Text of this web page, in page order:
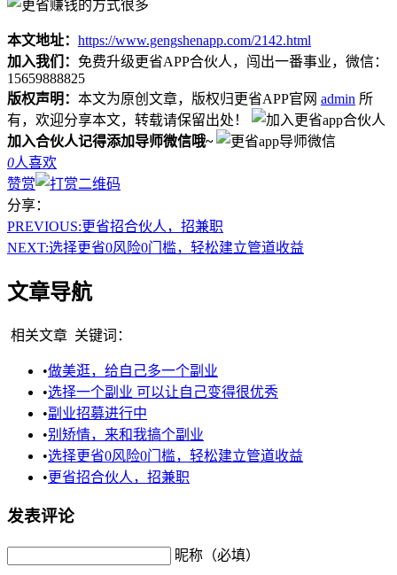
本文地址： https://www.gengshenapp.com/2142.html
加入我们： 免费升级更省APP合伙人，闯出一番事业，微信：
15659888825
版权声明： 本文为原创文章，版权归更省APP官网 admin 所
有，欢迎分享本文，转载请保留出处！
加入合伙人记得添加导师微信哦~
0人喜欢
赞赏
分享：
PREVIOUS:更省招合伙人，招兼职
NEXT:选择更省0风险0门槛，轻松建立管道收益
文章导航
相关文章 关键词：
•做美逛，给自己多一个副业
•选择一个副业 可以让自己变得很优秀
•副业招募进行中
•别矫情，来和我搞个副业
•选择更省0风险0门槛，轻松建立管道收益
•更省招合伙人，招兼职
发表评论
昵称（必填）